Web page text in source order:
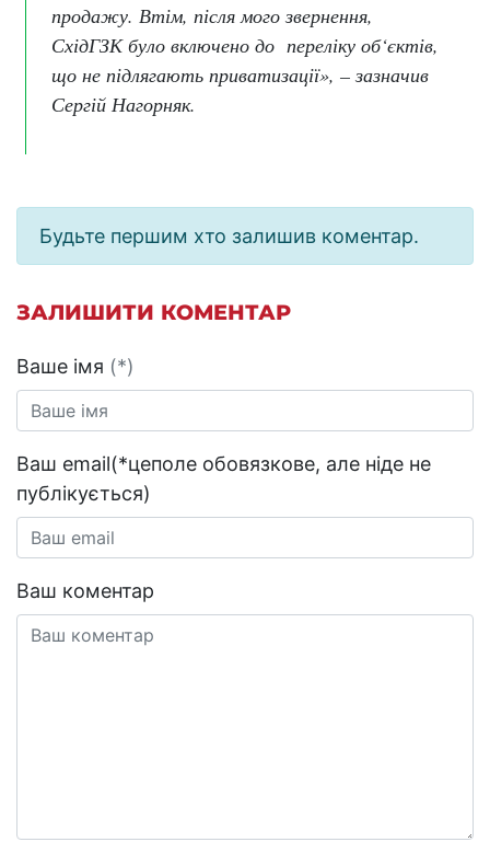
продажу. Втім, після мого звернення,
СхідГЗК було включено до переліку об‘єктів,
що не підлягають приватизації», – зазначив
Сергій Нагорняк.
Будьте першим хто залишив коментар.
ЗАЛИШИТИ КОМЕНТАР
Ваше імя (*)
Ваш email(*цеполе обовязкове, але ніде не
публікується)
Ваш коментар